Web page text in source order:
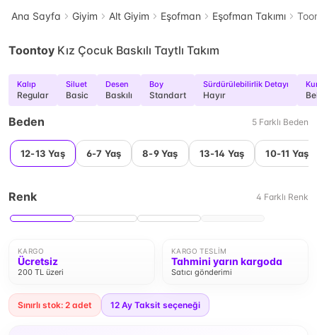
Ana Sayfa Giyim Alt Giyim Eşofman Eşofman Takımı
Toontoy Kız Çocuk Baskılı Taytlı Takım
Kalıp
Regular
Siluet
Basic
Desen
Baskılı
Boy
Standart
Sürdürülebilirlik Detayı
Hayır
Beden 5 Farklı Beden
12-13 Yaş 6-7 Yaş 8-9 Yaş 13-14 Yaş 10-11 Yaş
Renk 4 Farklı Renk
KARGO
Ücretsiz
200 TL üzeri
KARGO TESLIM
Tahmini yarın kargoda
Satıcı gönderimi
Sınırlı stok: 2 adet 12 Ay Taksit seçeneği